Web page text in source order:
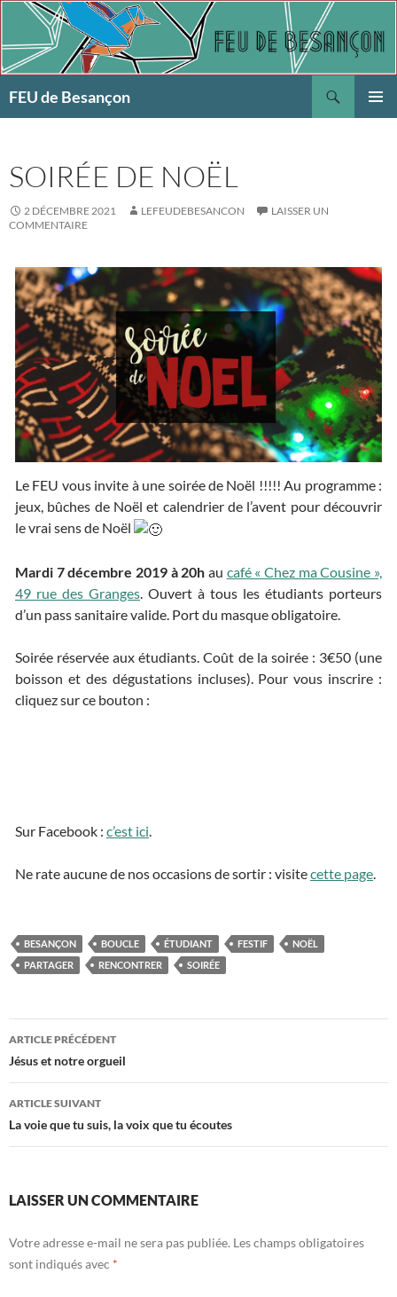
Aller
contenu
FEU de Besançon
SOIRÉE DE NOËL
2 DÉCEMBRE 2021 LEFEUDEBESANCON
LAISSER UN
COMMENTAIRE
Le FEU vous invite à une soirée de Noël !!!!! Au programme :
jeux, bûches de Noël et calendrier de l’avent pour découvrir
le vrai sens de Noël
Mardi 7 décembre 2019 à 20h au café « Chez ma Cousine »,
49 rue des Granges. Ouvert à tous les étudiants porteurs
d’un pass sanitaire valide. Port du masque obligatoire.
Soirée réservée aux étudiants. Coût de la soirée : 3€50 (une
boisson et des dégustations incluses). Pour vous inscrire :
cliquez sur ce bouton :
Sur Facebook : c’est ici.
Ne rate aucune de nos occasions de sortir : visitecette page.
BESANÇON BOUCLE ÉTUDIANT FESTIF
NOËL
PARTAGER
RENCONTRER SOIRÉE
Navigation
des
articles
ARTICLE PRÉCÉDENT
Jésus et notre orgueil
ARTICLE SUIVANT
La voie que tu suis, la voix que tu écoutes
LAISSER UN COMMENTAIRE
Votre adresse e-mail ne sera pas publiée. Les champs obligatoires
sont indiqués avec *